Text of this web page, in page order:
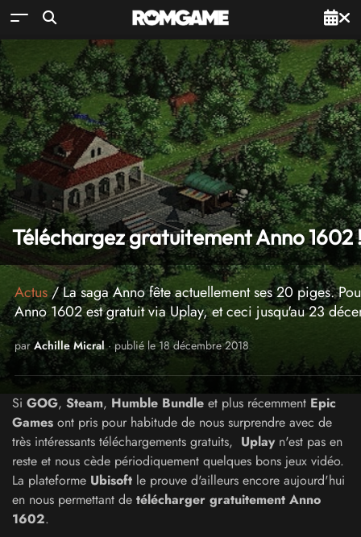
Téléchargez gratuitement Anno 1602
Actus/ La saga Anno fête actuellement ses 20 piges.
Anno 1602 est gratuit via Uplay, et ceci jusqu'au 23
parAchille Micral· publié le 18 décembre 2018
Si GOG, Steam, Humble Bundle et plus récemment Epic
Games ont pris pour habitude de nous surprendre avec de
très intéressants téléchargements gratuits, Uplayn'est pas en
reste et nous cède périodiquement quelques bons jeux vidéo.
La plateforme Ubisoft le prouve d'ailleurs encore aujourd'hui
en nous permettant de télécharger gratuitement Anno
1602.